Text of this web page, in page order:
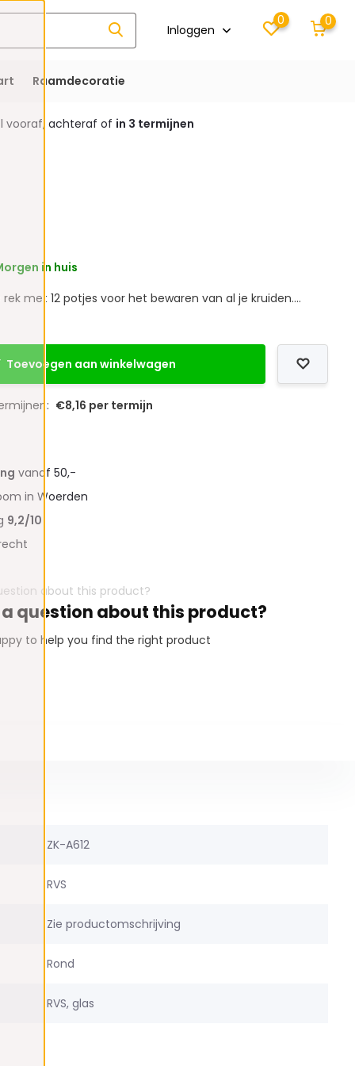
Inloggen
0 0
Raamdecoratie
vooraf, achteraf of in 3 termijnen
in huis
rek met 12 potjes voor het bewaren van al je kruiden....
Toevoegen aan winkelwagen
€8,16 per termijn
vanaf 50,-
in Woerden
9,2/10
a question about this product?
to help you find the right product
ZK-A612
RVS
Zie productomschrijving
Rond
RVS, glas